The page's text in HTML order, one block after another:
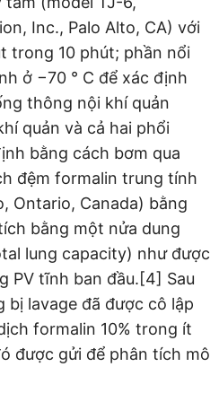
Inc., Palo Alto, CA) với
trong 10 phút; phần nổi
ở −70 ° C để xác định
thông nội khí quản
quản và cả hai phổi
bằng cách bơm qua
đệm formalin trung tính
Ontario, Canada) bằng
bằng một nửa dung
lung capacity) như được
PV tĩnh ban đầu.[4] Sau
bị lavage đã được cô lập
formalin 10% trong ít
được gửi để phân tích mô